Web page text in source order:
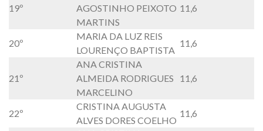
19º
AGOSTINHO PEIXOTO
MARTINS
11,6
20º
MARIA DA LUZ REIS
LOURENÇO BAPTISTA
11,6
21º
ANA CRISTINA
ALMEIDA RODRIGUES
MARCELINO
11,6
22º
CRISTINA AUGUSTA
ALVES DORES COELHO
11,6